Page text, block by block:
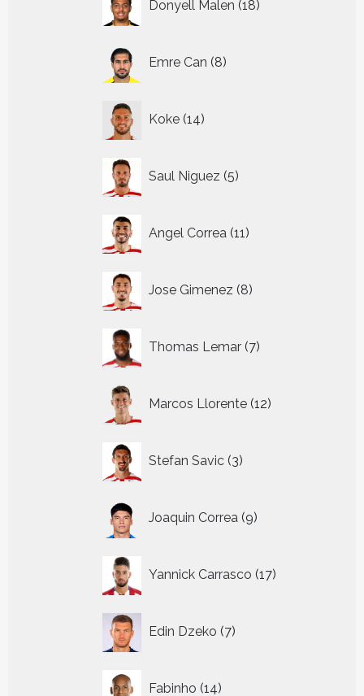
Donyell Malen 18
producten
Emre Can 8
producten
Koke 14
producten
Saul Niguez 5
producten
Angel Correa 11
producten
Jose Gimenez 8
producten
Thomas Lemar 7
producten
Marcos Llorente 12
producten
Stefan Savic 3
producten
Joaquin Correa 9
producten
Yannick Carrasco 17
producten
Edin Dzeko 7
producten
Fabinho 14